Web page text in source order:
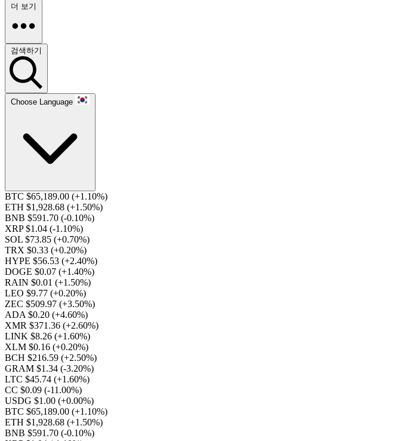
더 보기
검색하기
Choose Language
BTC $65,189.00 (+1.10%)
ETH $1,928.68 (+1.50%)
BNB $591.70 (-0.10%)
XRP $1.04 (-1.10%)
SOL $73.85 (+0.70%)
TRX $0.33 (+0.20%)
HYPE $56.53 (+2.40%)
DOGE $0.07 (+1.40%)
RAIN $0.01 (+1.50%)
LEO $9.77 (+0.20%)
ZEC $509.97 (+3.50%)
ADA $0.20 (+4.60%)
XMR $371.36 (+2.60%)
LINK $8.26 (+1.60%)
XLM $0.16 (+0.20%)
BCH $216.59 (+2.50%)
GRAM $1.34 (-3.20%)
LTC $45.74 (+1.60%)
CC $0.09 (-11.00%)
USDG $1.00 (+0.00%)
BTC $65,189.00 (+1.10%)
ETH $1,928.68 (+1.50%)
BNB $591.70 (-0.10%)